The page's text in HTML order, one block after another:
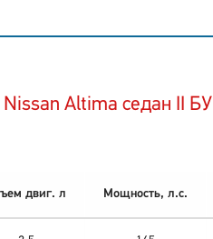
Altima седан II БУ
двиг. л Мощность, л.с.